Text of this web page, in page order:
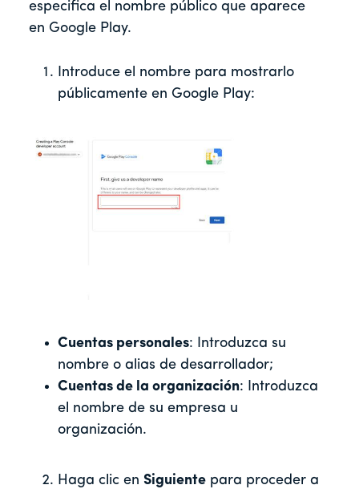
especifica el nombre público que aparece
en Google Play.
Introduce el nombre para mostrarlo
públicamente en Google Play:
Cuentas personales: Introduzca su
nombre o alias de desarrollador;
Cuentas de la organización: Introduzca
el nombre de su empresa u
organización.
Haga clic en Siguiente para proceder a